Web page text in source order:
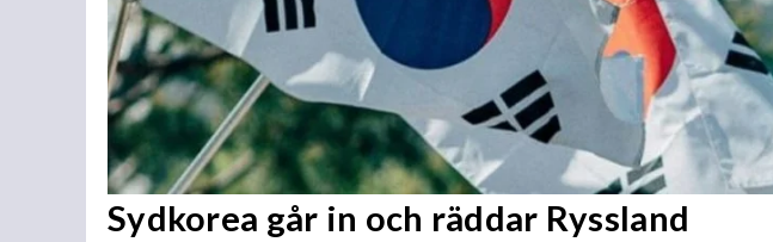
Sydkorea går in och räddar Ryssland